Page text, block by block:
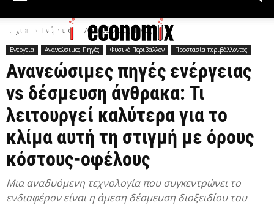
Αρχική Ενέργεια Ανανεώσιμες Πηγές
Ενέργεια Ανανεώσιμες Πηγές Φυσικό Περιβάλλον Προστασία περιβάλλοντος
Ανανεώσιμες πηγές ενέργειας
vs δέσμευση άνθρακα: Τι
λειτουργεί καλύτερα για το
κλίμα αυτή τη στιγμή με όρους
κόστους-οφέλους
Μια αναδυόμενη τεχνολογία που συγκεντρώνει το
ενδιαφέρον είναι η άμεση δέσμευση διοξειδίου του